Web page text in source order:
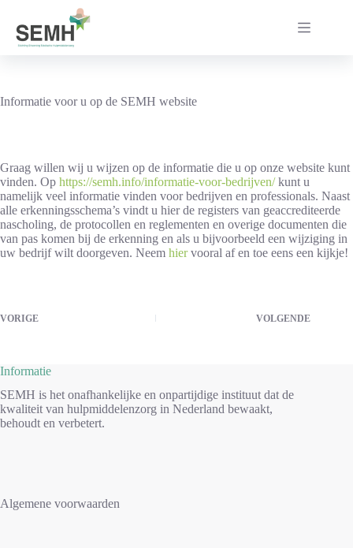
inhoud
Informatie voor u op de SEMH website
Graag willen wij u wijzen op de informatie die u op onze website kunt
vinden. Op https://semh.info/informatie-voor-bedrijven/kunt u
namelijk veel informatie vinden voor bedrijven en professionals. Naast
alle erkenningsschema’s vindt u hier de registers van geaccrediteerde
nascholing, de protocollen en reglementen en overige documenten die
van pas komen bij de erkenning en als u bijvoorbeeld een wijziging in
uw bedrijf wilt doorgeven. Neem hiervooral af en toe eens een kijkje!
VORIGE VOLGENDE
Informatie
SEMH is het onafhankelijke en onpartijdige instituut dat de
kwaliteit van hulpmiddelenzorg in Nederland bewaakt,
behoudt en verbetert.
Algemene voorwaarden